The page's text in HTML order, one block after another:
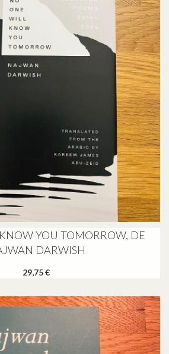
YOU TOMORROW, DE
DARWISH
29,75 €